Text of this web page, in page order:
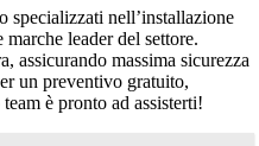
specializzati nell’installazione
leader del settore.
assicurando massima sicurezza
un preventivo gratuito,
è pronto ad assisterti!